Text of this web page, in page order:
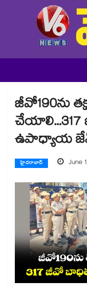
జీవో190ను
ఉపాధ్యాయ
హైదరాబాద్ June